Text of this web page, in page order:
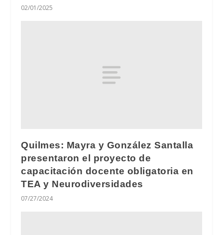
02/01/2025
Quilmes: Mayra y González Santalla
presentaron el proyecto de
capacitación docente obligatoria en
TEA y Neurodiversidades
07/27/2024